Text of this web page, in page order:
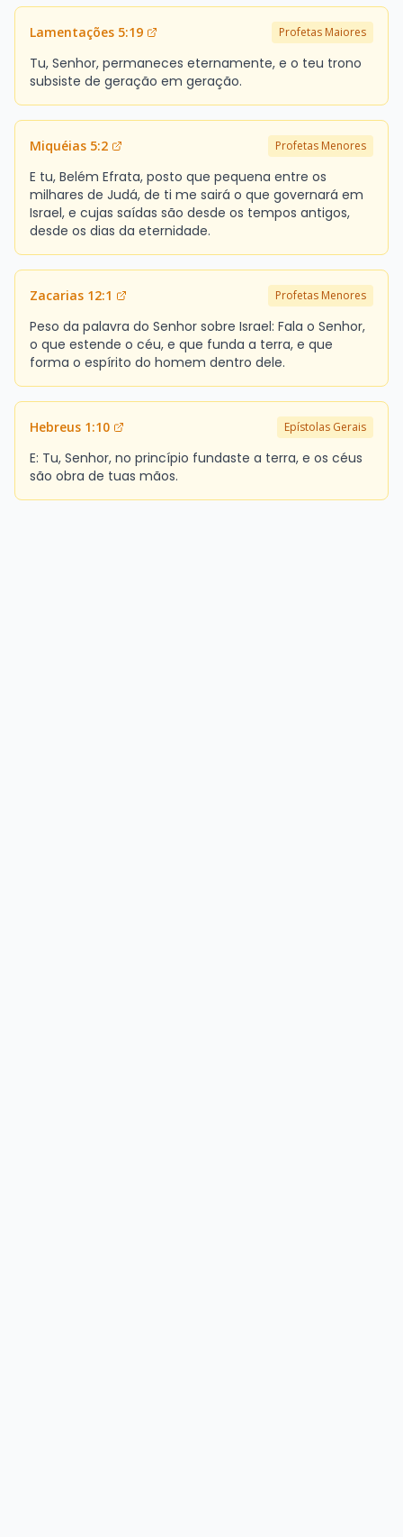
Lamentações 5:19 Profetas Maiores
Tu, Senhor, permaneces eternamente, e o teu trono
subsiste de geração em geração.
Miquéias 5:2 Profetas Menores
E tu, Belém Efrata, posto que pequena entre os
milhares de Judá, de ti me sairá o que governará em
Israel, e cujas saídas são desde os tempos antigos,
desde os dias da eternidade.
Zacarias 12:1 Profetas Menores
Peso da palavra do Senhor sobre Israel: Fala o Senhor,
o que estende o céu, e que funda a terra, e que
forma o espírito do homem dentro dele.
Hebreus 1:10 Epístolas Gerais
E: Tu, Senhor, no princípio fundaste a terra, e os céus
são obra de tuas mãos.